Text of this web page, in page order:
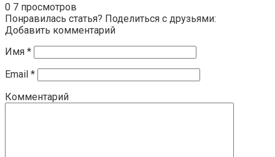
0 7 просмотров
Понравилась статья? Поделиться с друзьями:
Добавить комментарий
Имя *
Email *
Комментарий